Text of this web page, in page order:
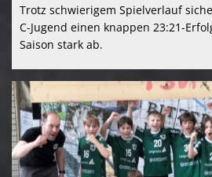
Trotz schwierigem Spielverlauf
C-Jugend einen knappen 23:21-
Saison stark ab.